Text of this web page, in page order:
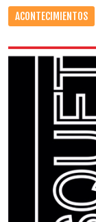
ACONTECIMIENTOS